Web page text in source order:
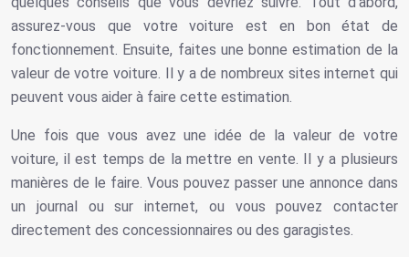
assurez-vous que votre voiture est en bon état de
fonctionnement. Ensuite, faites une bonne estimation de la
valeur de votre voiture. Il y a de nombreux sites internet qui
peuvent vous aider à faire cette estimation.
Une fois que vous avez une idée de la valeur de votre
voiture, il est temps de la mettre en vente. Il y a plusieurs
manières de le faire. Vous pouvez passer une annonce dans
un journal ou sur internet, ou vous pouvez contacter
directement des concessionnaires ou des garagistes.